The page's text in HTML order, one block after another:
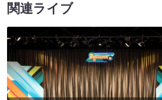
関連ライブ